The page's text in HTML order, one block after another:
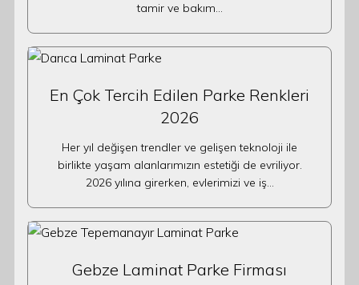
tamir ve bakım…
En Çok Tercih Edilen Parke Renkleri
2026
Her yıl değişen trendler ve gelişen teknoloji ile
birlikte yaşam alanlarımızın estetiği de evriliyor.
2026 yılına girerken, evlerimizi ve iş…
Gebze Laminat Parke Firması